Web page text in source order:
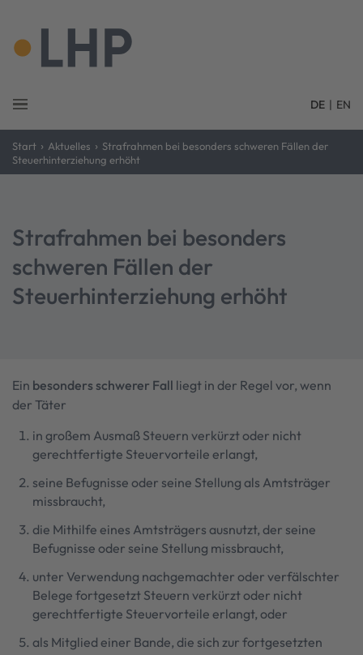
DE | EN
Start › Aktuelles › Strafrahmen bei besonders schweren Fällen der
Steuerhinterziehung erhöht
Strafrahmen bei besonders
schweren Fällen der
Steuerhinterziehung erhöht
Ein besonders schwerer Fall liegt in der Regel vor, wenn
der Täter
in großem Ausmaß Steuern verkürzt oder nicht
gerechtfertigte Steuervorteile erlangt,
seine Befugnisse oder seine Stellung als Amtsträger
missbraucht,
die Mithilfe eines Amtsträgers ausnutzt, der seine
Befugnisse oder seine Stellung missbraucht,
unter Verwendung nachgemachter oder verfälschter
Belege fortgesetzt Steuern verkürzt oder nicht
gerechtfertigte Steuervorteile erlangt, oder
als Mitglied einer Bande, die sich zur fortgesetzten